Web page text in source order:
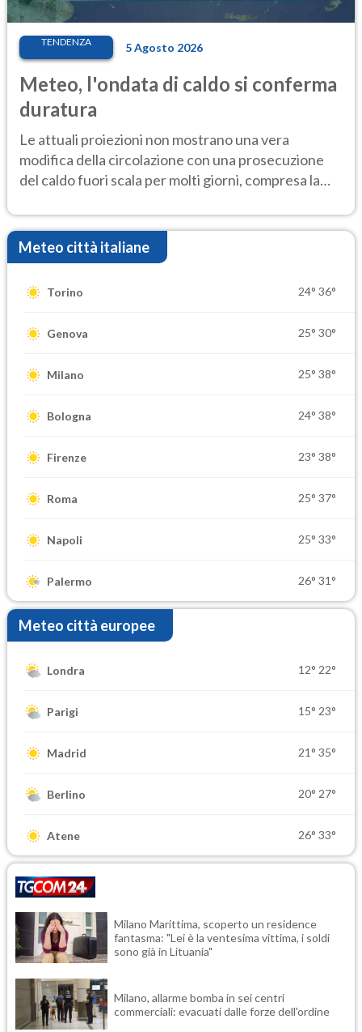
TENDENZA 5 Agosto 2026
Meteo, l'ondata di caldo si conferma
duratura
Le attuali proiezioni non mostrano una vera
modifica della circolazione con una prosecuzione
del caldo fuori scala per molti giorni, compresa la
Meteo città italiane
Torino 24° 36°
Genova 25° 30°
Milano 25° 38°
Bologna 24° 38°
Firenze 23° 38°
Roma 25° 37°
Napoli 25° 33°
Palermo 26° 31°
Meteo città europee
Londra 12° 22°
Parigi 15° 23°
Madrid 21° 35°
Berlino 20° 27°
Atene 26° 33°
Milano Marittima, scoperto un residence
fantasma: "Lei è la ventesima vittima, i soldi
sono già in Lituania"
Milano, allarme bomba in sei centri
commerciali: evacuati dalle forze dell'ordine